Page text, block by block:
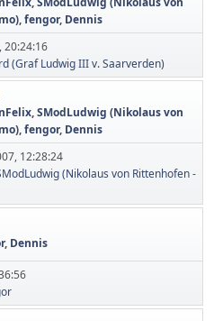
,fengor, Dennis
20:24:16
(Graf Ludwig III v. Saarverden)
,SModLudwig (Nikolaus von
,fengor, Dennis
12:28:24
(Nikolaus von Rittenhofen -
, Dennis